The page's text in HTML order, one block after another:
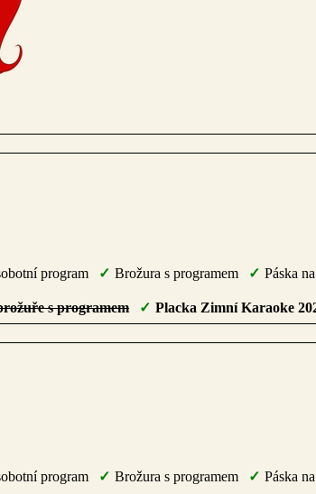
program Brožura s programem Páska
s programem Placka Zimní Karaoke
program Brožura s programem Páska